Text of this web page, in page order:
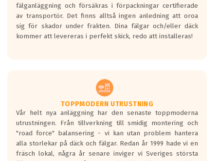
fälganläggning och försäkras i förpackningar certifierade
av transportör. Det finns alltså ingen anledning att oroa
sig för skador under frakten. Dina fälgar och/eller däck
kommer att levereras i perfekt skick, redo att installeras!
TOPPMODERN UTRUSTNING
Vår helt nya anläggning har den senaste toppmoderna
utrustningen. Från tillverkning till smidig montering och
"road force" balansering - vi kan utan problem hantera
alla storlekar på däck och fälgar. Redan år 1999 hade vi en
fräsch lokal, några år senare inviger vi Sveriges största